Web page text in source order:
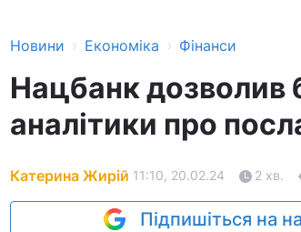
Новини › Економіка › Фінанси
Нацбанк дозволив
аналітики про
Катерина Жирій 11:10, 20.02.24 2 хв.
Підпишіться на